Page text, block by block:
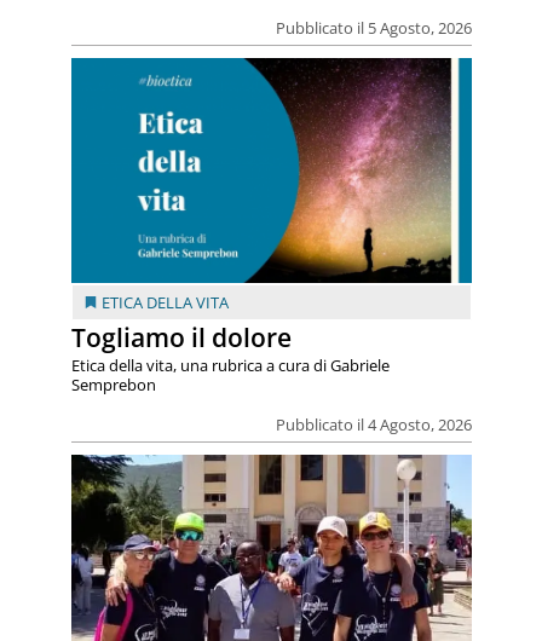
Pubblicato il 5 Agosto, 2026
ETICA DELLA VITA
Togliamo il dolore
Pubblicato il 4 Agosto, 2026
Etica della vita, una rubrica a cura di Gabriele
Semprebon